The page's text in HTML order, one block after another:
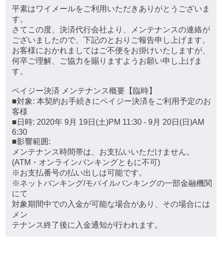
平素はワイメールをご利用いただきありがとうございま
す。
さてこの度、決済代行会社より、メンテナンスの連絡が
ございましたので、下記のとおりご報告申し上げます。
お客様におかれましてはご不便をお掛けいたしますが、
何卒ご理解、ご協力を賜りますようお願い申し上げま
す。
ペイジー決済 メンテナンス概要【臨時】
■対象: 本契約お手続きにペイジー決済をご利用予定のお
客様
■日時: 2020年 9月 19日(土)PM 11:30 - 9月 20日(日)AM
6:30
■影響範囲:
メンテナンス時間帯は、お支払いいただけません。
(ATM・オンラインバンキングともに不可)
※お支払番号の払い出しは可能です。
※ネットバンキング/モバイルバンキングの一部金融機関
にて
対象期間中での入金が可能な場合があり、その場合には
メン
テナンス終了後に入金通知が行われます。